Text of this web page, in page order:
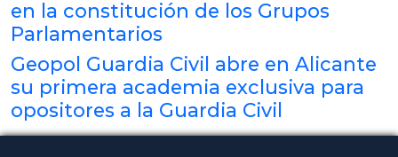
en la constitución de los Grupos
Parlamentarios
Geopol Guardia Civil abre en Alicante
su primera academia exclusiva para
opositores a la Guardia Civil